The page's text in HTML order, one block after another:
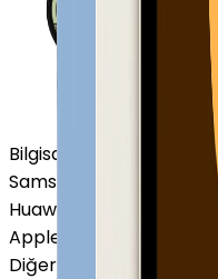
Bilgisayar / Tablet
Samsung Tablet
Huawei Tablet
Apple Macbook
Diğer Markalar